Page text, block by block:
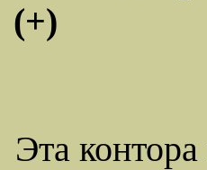
(+)
Эта